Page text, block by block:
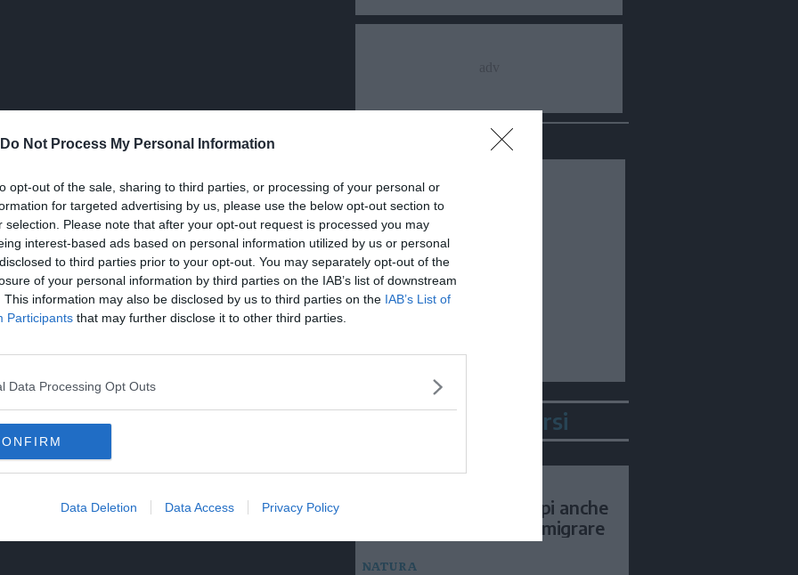
Do Not Process My Personal Information
opt-out of the sale, sharing to third parties, or processing of your personal or
for targeted advertising by us, please use the below opt-out section to
selection. Please note that after your opt-out request is processed you may
interest-based ads based on personal information utilized by us or personal
to third parties prior to your opt-out. You may separately opt-out of the
of your personal information by third parties on the IAB’s list of downstream
This information may also be disclosed by us to third parties on the IAB’s List of
Participants that may further disclose it to other third parties.
Data Processing Opt Outs
Data Deletion Data Access Privacy Policy
Ambiente&Percorsi
Crisi climatica, sulle Alpi anche
le farfalle costrette a migrare
NATURA